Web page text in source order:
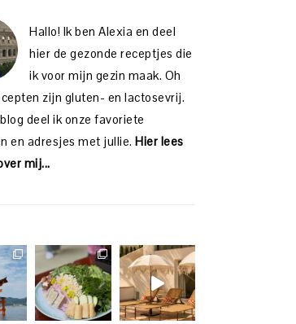
Hallo! Ik ben Alexia en deel
hier de gezonde receptjes die
ik voor mijn gezin maak. Oh
zijn gluten- en lactosevrij.
deel ik onze favoriete
en adresjes met jullie. Hier lees
mij...